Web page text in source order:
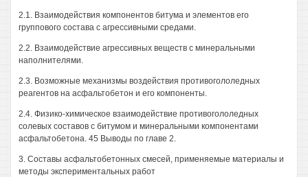
2.1. Взаимодействия компонентов битума и элементов его
группового состава с агрессивными средами.
2.2. Взаимодействие агрессивных веществ с минеральными
наполнителями.
2.3. Возможные механизмы воздействия противогололедных
реагентов на асфальтобетон и его компоненты.
2.4. Физико-химическое взаимодействие противогололедных
солевых составов с битумом и минеральными компонентами
асфальтобетона. 45 Выводы по главе 2.
3. Составы асфальтобетонных смесей, применяемые материалы и
методы экспериментальных работ